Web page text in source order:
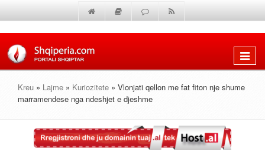
Shfaq
Kreu » Lajme » Kuriozitete » Vlonjati qellon me fat fiton nje shume
marramendese nga ndeshjet e djeshme